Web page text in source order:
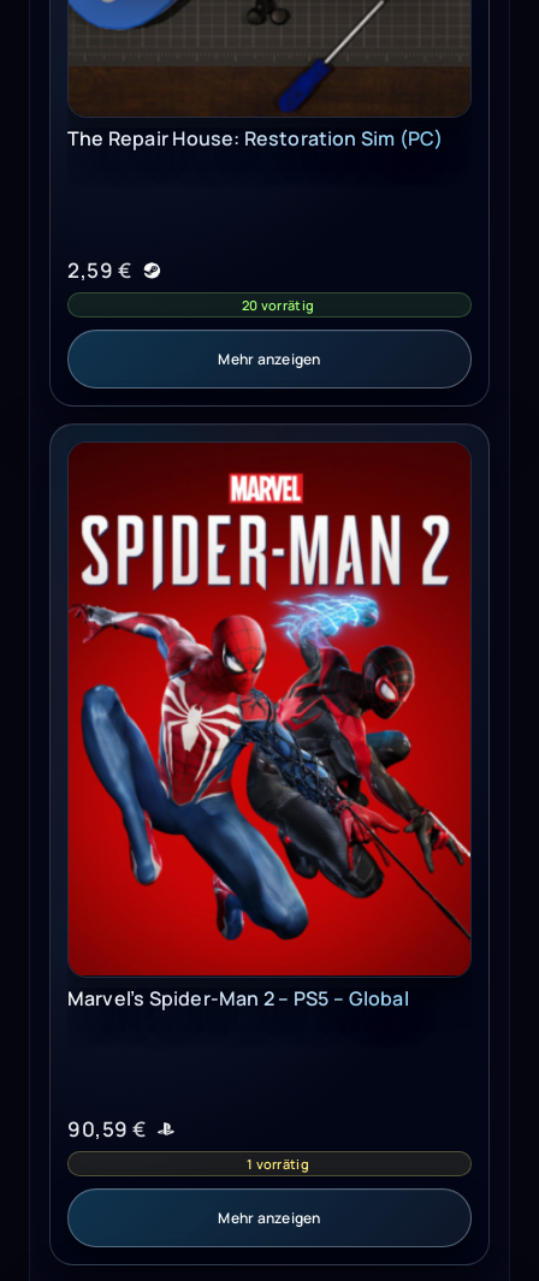
The Repair House: Restoration Sim (PC)
2,59 €
20 vorrätig
Mehr anzeigen
Marvel's Spider-Man 2 - PS5 - Global
Marvel’s Spider-Man 2 – PS5 – Global
90,59 €
1 vorrätig
Mehr anzeigen